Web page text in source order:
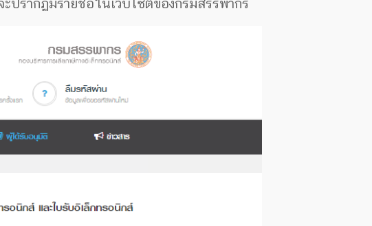
รากฏมีรายชื่อในเว็บไซต์ของกรมสรรพากร